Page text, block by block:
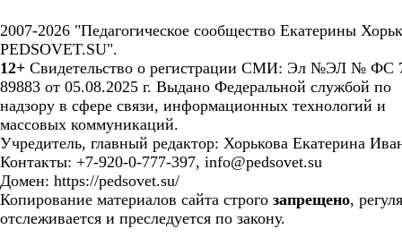
2007-2026 "Педагогическое сообщество Екатерины
PEDSOVET.SU".
12+ Свидетельство о регистрации СМИ: Эл №ЭЛ № ФС
89883 от 05.08.2025 г. Выдано Федеральной службой по
надзору в сфере связи, информационных технологий и
массовых коммуникаций.
Учредитель, главный редактор: Хорькова Екатерина
Контакты: +7-920-0-777-397, info@pedsovet.su
Домен: https://pedsovet.su/
Копирование материалов сайта строго запрещено,
отслеживается и преследуется по закону.